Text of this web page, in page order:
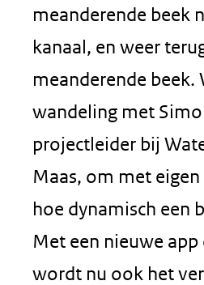
meanderende beek
kanaal, en weer
meanderende beek.
wandeling met
projectleider bij
Maas, om met
hoe dynamisch een
Met een nieuwe
wordt nu ook het